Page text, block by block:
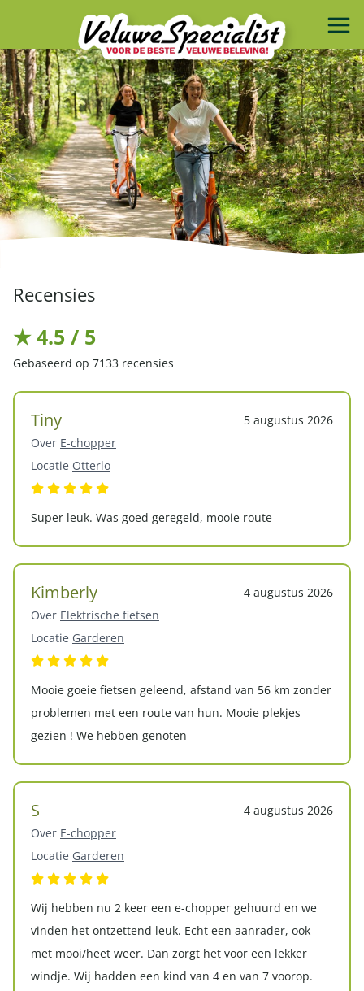
Recensies
★ 4.5 / 5
Gebaseerd op 7133 recensies
Tiny
5 augustus 2026
Over E-chopper
Locatie Otterlo
Super leuk. Was goed geregeld, mooie route
Kimberly
4 augustus 2026
Over Elektrische fietsen
Locatie Garderen
Mooie goeie fietsen geleend, afstand van 56 km zonder
problemen met een route van hun. Mooie plekjes
gezien ! We hebben genoten
S
4 augustus 2026
Over E-chopper
Locatie Garderen
Wij hebben nu 2 keer een e-chopper gehuurd en we
vinden het ontzettend leuk. Echt een aanrader, ook
met mooi/heet weer. Dan zorgt het voor een lekker
windje. Wij hadden een kind van 4 en van 7 voorop.